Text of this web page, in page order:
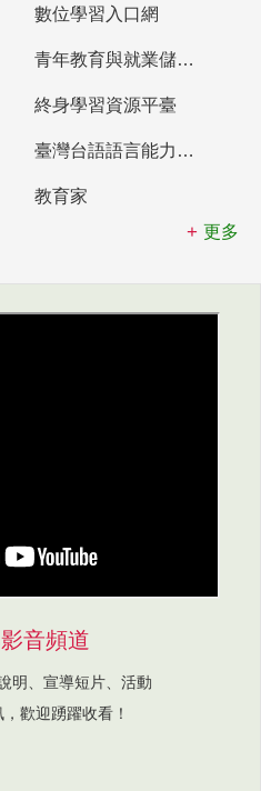
數位學習入口網
青年教育與就業儲蓄帳戶
終身學習資源平臺
臺灣台語語言能力認證網站
教育家
更多
音頻道
明、宣導短片、活動
歡迎踴躍收看！